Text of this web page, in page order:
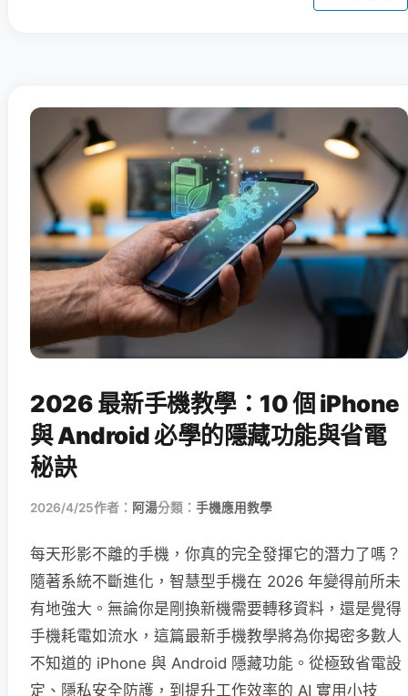
2026 最新手機教學：10 個 iPhone
與 Android 必學的隱藏功能與省電
秘訣
2026/4/25作者： 阿湯分類： 手機應用教學
每天形影不離的手機，你真的完全發揮它的潛力了嗎？
隨著系統不斷進化，智慧型手機在 2026 年變得前所未
有地強大。無論你是剛換新機需要轉移資料，還是覺得
手機耗電如流水，這篇最新手機教學將為你揭密多數人
不知道的 iPhone 與 Android 隱藏功能。從極致省電設
定、隱私安全防護，到提升工作效率的 AI 實用小技